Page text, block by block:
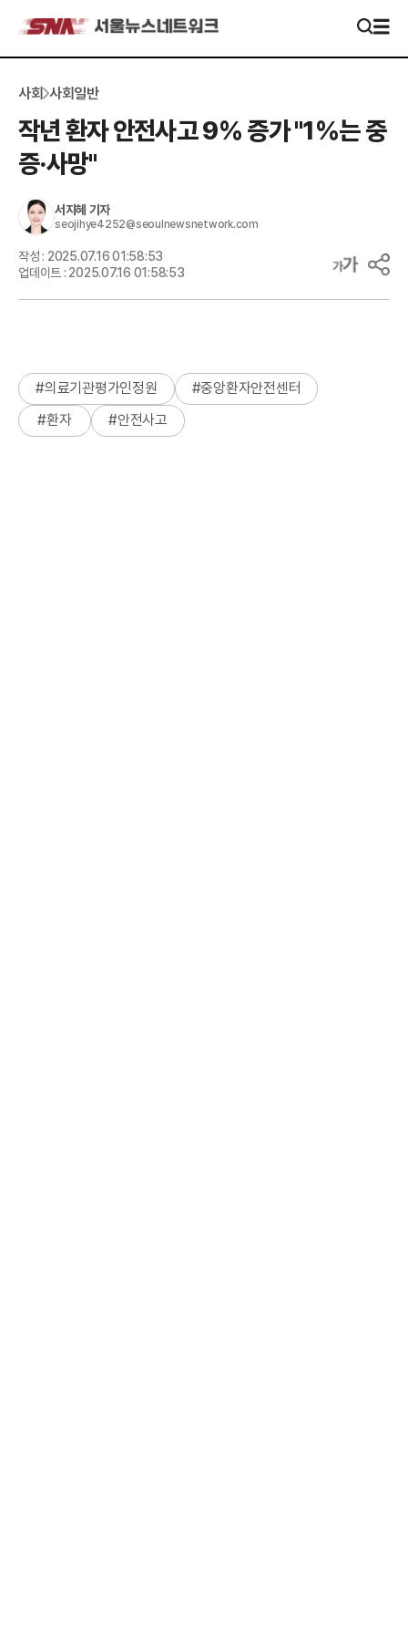
사회 사회일반
작년 환자 안전사고 9% 증가 "1%는 중
증·사망"
서지혜 기자
seojihye4252@seoulnewsnetwork.com
작성 : 2025.07.16 01:58:53
업데이트 : 2025.07.16 01:58:53
#의료기관평가인정원 #중앙환자안전센터
#환자 #안전사고